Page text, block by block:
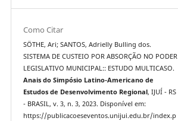
Como Citar
SÖTHE, Ari; SANTOS, Adrielly Bulling dos.
SISTEMA DE CUSTEIO POR ABSORÇÃO NO PODER
LEGISLATIVO MUNICIPAL:: ESTUDO MULTICASO.
Anais do Simpósio Latino-Americano de
Estudos de Desenvolvimento Regional, IJUÍ - RS
- BRASIL, v. 3, n. 3, 2023. Disponível em:
https://publicacoeseventos.unijui.edu.br/index.p